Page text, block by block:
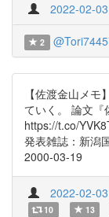
2022-02-
2
【佐渡金山メ
ていく。 論文『
https://t.co/
発表雑誌：新潟
2000-03-19
2022-02-
10 13